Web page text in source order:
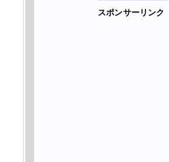
スポンサーリンク